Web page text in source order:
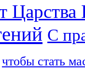
Царства
С
чтобы стать